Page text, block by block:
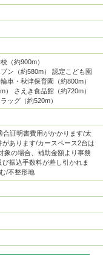
（約900m）
ン（約580m） 認定こども園
車・秋津保育園（約800m）
） さえき食品館（約720m）
ッグ（約520m）
合証明書費用がかかります/太
あります/カースペース2台は
象の場合、補助金額より事務
振込手数料が差し引かれま
/不整形地